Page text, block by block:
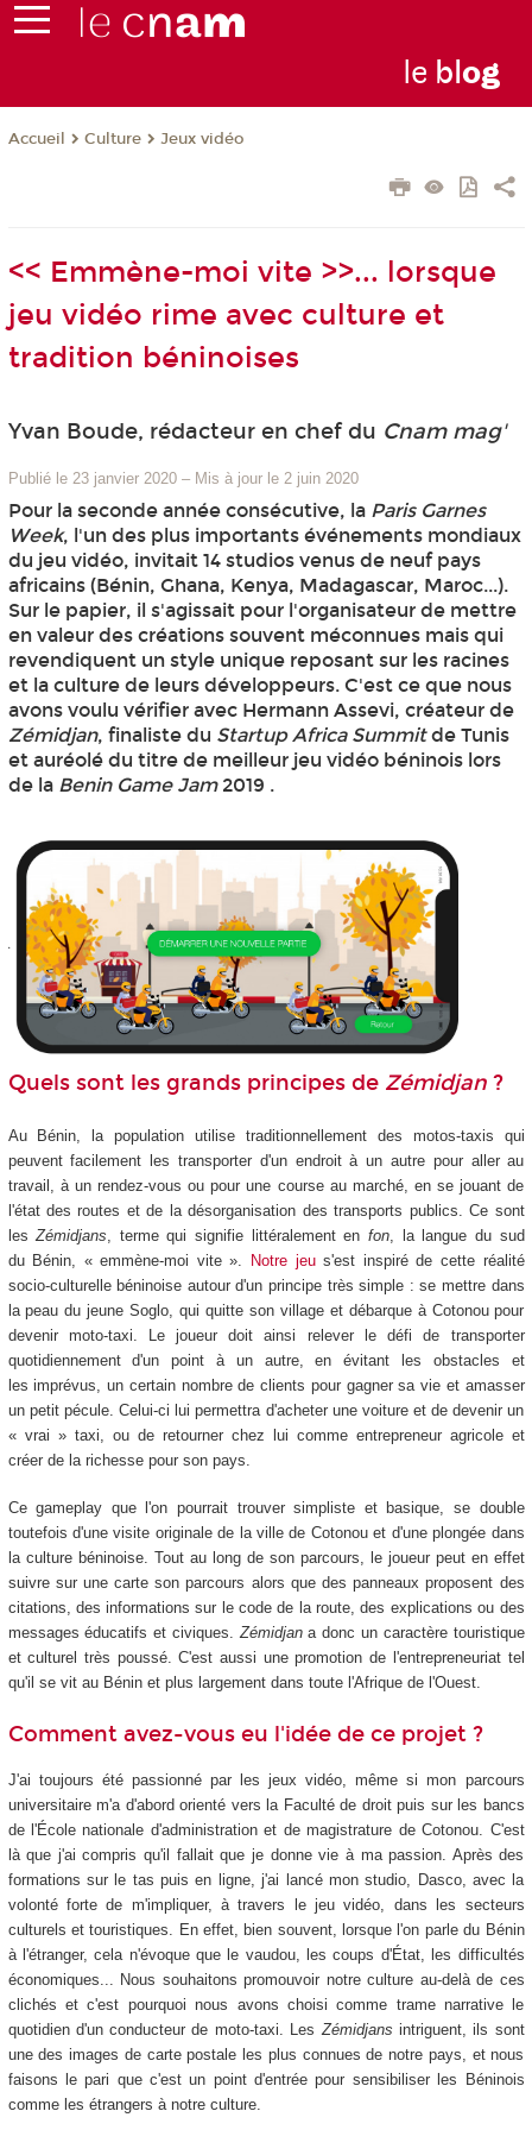
le blog
Accueil Culture Jeux vidéo
<< Emmène-moi vite >>... lorsque
jeu vidéo rime avec culture et
tradition béninoises
Yvan Boude, rédacteur en chef du Cnam mag'
Publié le 23 janvier 2020 – Mis à jour le 2 juin 2020
Pour la seconde année consécutive, la Paris Garnes
Week, l'un des plus importants événements mondiaux
du jeu vidéo, invitait 14 studios venus de neuf pays
africains (Bénin, Ghana, Kenya, Madagascar, Maroc...).
Sur le papier, il s'agissait pour l'organisateur de mettre
en valeur des créations souvent méconnues mais qui
revendiquent un style unique reposant sur les racines
et la culture de leurs développeurs. C'est ce que nous
avons voulu vérifier avec Hermann Assevi, créateur de
Zémidjan, finaliste du Startup Africa Summitde Tunis
et auréolé du titre de meilleur jeu vidéo béninois lors
de la Benin Game Jam2019 .
Quels sont les grands principes de Zémidjan ?
Au Bénin, la population utilise traditionnellement des motos-taxis qui
peuvent facilement les transporter d'un endroit à un autre pour aller au
travail, à un rendez-vous ou pour une course au marché, en se jouant de
l'état des routes et de la désorganisation des transports publics. Ce sont
lesZémidjans , terme qui signifie littéralement en fon, la langue du sud
du Bénin, « emmène-moi vite ».
Notre jeus'est inspiré de cette réalité
socio-culturelle béninoise autour d'un principe très simple : se mettre dans
la peau du jeune Soglo, qui quitte son village et débarque à Cotonou pour
devenir moto-taxi. Le joueur doit ainsi relever le défi de transporter
quotidiennement d'un point à un autre, en évitant les obstacles et
les imprévus, un certain nombre de clients pour gagner sa vie et amasser
un petit pécule. Celui-ci lui permettra d'acheter une voiture et de devenir un
« vrai » taxi, ou de retourner chez lui comme entrepreneur agricole et
créer de la richesse pour son pays.
Ce gameplay que l'on pourrait trouver simpliste et basique, se double
toutefois d'une visite originale de la ville de Cotonou et d'une plongée dans
la culture béninoise. Tout au long de son parcours, le joueur peut en effet
suivre sur une carte son parcours alors que des panneaux proposent des
citations, des informations sur le code de la route, des explications ou des
messages éducatifs et civiques.Zémidjana donc un caractère touristique
et culturel très poussé. C'est aussi une promotion de l'entrepreneuriat tel
qu'il se vit au Bénin et plus largement dans toute l'Afrique de l'Ouest.
Comment avez-vous eu l'idée de ce projet ?
J'ai toujours été passionné par les jeux vidéo, même si mon parcours
universitaire m'a d'abord orienté vers la Faculté de droit puis sur les bancs
de l'École nationale d'administration et de magistrature de Cotonou. C'est
là que j'ai compris qu'il fallait que je donne vie à ma passion. Après des
formations sur le tas puis en ligne, j'ai lancé mon studio, Dasco, avec la
volonté forte de m'impliquer, à travers le jeu vidéo, dans les secteurs
culturels et touristiques. En effet, bien souvent, lorsque l'on parle du Bénin
à l'étranger, cela n'évoque que le vaudou, les coups d'État, les difficultés
économiques... Nous souhaitons promouvoir notre culture au-delà de ces
clichés et c'est pourquoi nous avons choisi comme trame narrative le
quotidien d'un conducteur de moto-taxi. LesZémidjans intriguent, ils sont
une des images de carte postale les plus connues de notre pays, et nous
faisons le pari que c'est un point d'entrée pour sensibiliser les Béninois
comme les étrangers à notre culture.